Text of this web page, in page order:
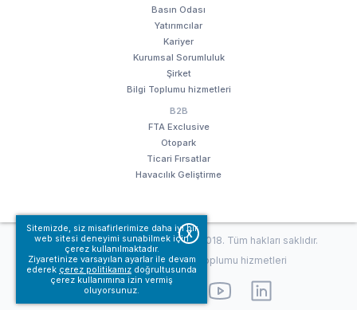
Sitemizde, siz misafirlerimize daha iyi bir
web sitesi deneyimi sunabilmek için
çerez kullanılmaktadır.
Ziyaretinize varsayılan ayarlar ile devam
ederek çerez politikamız doğrultusunda
çerez kullanımına izin vermiş
oluyorsunuz.
X
Basın Odası
Yatırımcılar
Kariyer
Kurumsal Sorumluluk
Şirket
Bilgi Toplumu hizmetleri
B2B
FTA Exclusive
Otopark
Ticari Fırsatlar
Havacılık Geliştirme
© Fraport TAV Antalya Havalimanı, 2018. Tüm hakları saklıdır.
Kullanım koşullarımız
Bilgi Toplumu hizmetleri